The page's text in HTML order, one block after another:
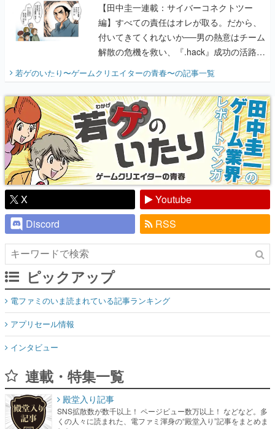
【田中圭一連載：サイバーコネクトツー
編】すべての責任はオレが取る。だから、
付いてきてくれないか──男の熱意はチーム
解散の危機を救い、『.hack』成功の活路を
『少年ジャンプ』色だった【若ゲのいた
り】
若ゲのいたり〜ゲームクリエイターの青春〜の記事一覧
X
Youtube
Discord
RSS
ピックアップ
電ファミのいま読まれている記事ランキング
アプリセール情報
インタビュー
連載・特集一覧
殿堂入り記事
SNS拡散数が数千以上！ ページビュー数万以上！ などなど。多
くの人々に読まれた、電ファミ渾身の“殿堂入り”記事をまとめま